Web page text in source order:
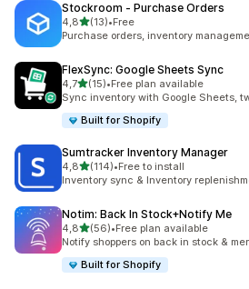
Stockroom ‑ Purchase Orders
4,8av 5 stjerner
(13)
Totalt 13 omtaler
•Free
Purchase orders, inventory
FlexSync: Google Sheets Sync
4,7av 5 stjerner
(15)
Totalt 15 omtaler
•Free plan available
Sync inventory with Google Sheets,
Built for Shopify
Sumtracker Inventory Manager
4,8av 5 stjerner
(114)
Totalt 114 omtaler
•Free to install
Inventory sync & Inventory
Notim: Back In Stock+Notify Me
4,8av 5 stjerner
(56)
Totalt 56 omtaler
•Free plan available
Notify shoppers on back in stock &
Built for Shopify